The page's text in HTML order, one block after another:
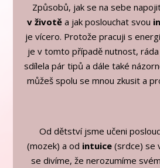
Způsobů, jak se na sebe
v životěa jak poslouchat svou
je vícero. Protože pracuji s
je v tomto případě nutnost,
sdílela pár tipů a dále také
můžeš spolu se mnou zkusit a
Od dětství jsme učeni
(mozek) a od intuice (srdce) se
se divíme, že nerozumíme